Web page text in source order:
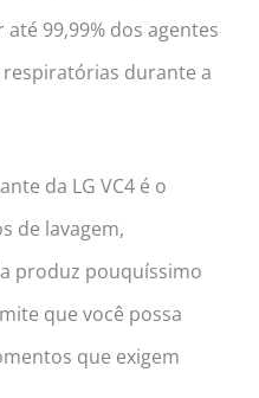
99,99% dos agentes
durante a
da LG VC4 é o
de lavagem,
produz pouquíssimo
que você possa
que exigem